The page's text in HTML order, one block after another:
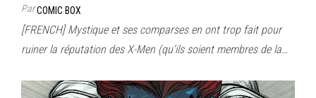
ParCOMIC BOX
[FRENCH] Mystique et ses comparses en ont trop fait pour
ruiner la réputation des X-Men (qu’ils soient membres de la…